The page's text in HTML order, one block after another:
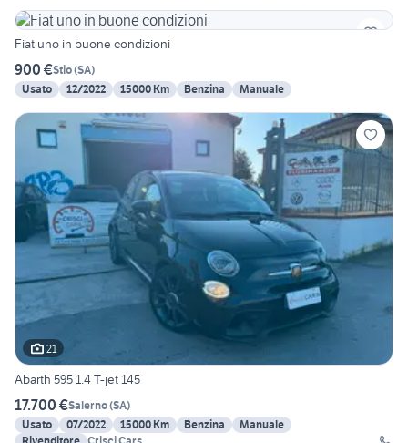
Fiat uno in buone condizioni
900 €Stio(SA)
Usato
12/2022 15000 Km Benzina Manuale
21
Abarth 595 1.4 T-jet 145
17.700 €Salerno(SA)
Usato
07/2022 15000 Km Benzina
Manuale